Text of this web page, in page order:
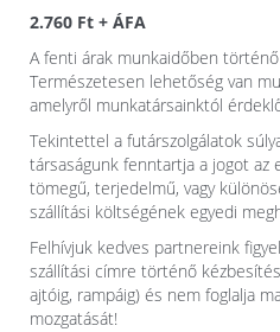
2.760 Ft + ÁFA
A fenti árak munkaidőben
Természetesen lehetőség van
amelyről munkatársainktól
Tekintettel a futárszolgálatok
társaságunk fenntartja a jogot
tömegű, terjedelmű, vagy
szállítási költségének egyedi
Felhívjuk kedves partnereink
szállítási címre történő
ajtóig, rampáig) és nem foglalja
mozgatását!